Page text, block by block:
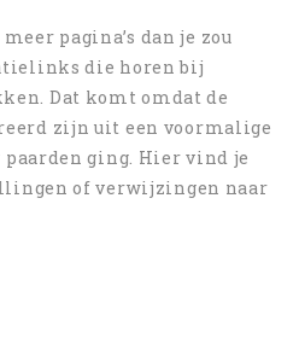
pagina’s dan je zou
die horen bij
Dat komt omdat de
zijn uit een voormalige
ging. Hier vind je
of verwijzingen naar